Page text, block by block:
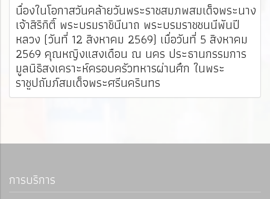
นื่องในโอกาสวันคล้ายวันพระราชสมภพสมเด็จพระนาง
เจ้าสิริกิติ์ พระบรมราชินีนาถ พระบรมราชชนนีพันปี
หลวง (วันที่ 12 สิงหาคม 2569) เมื่อวันที่ 5 สิงหาคม
2569 คุณหญิงแสงเดือน ณ นคร ประธานกรรมการ
มูลนิธิสงเคราะห์ครอบครัวทหารผ่านศึก ในพระ
ราชูปถัมภ์สมเด็จพระศรีนครินทร
การบริการ